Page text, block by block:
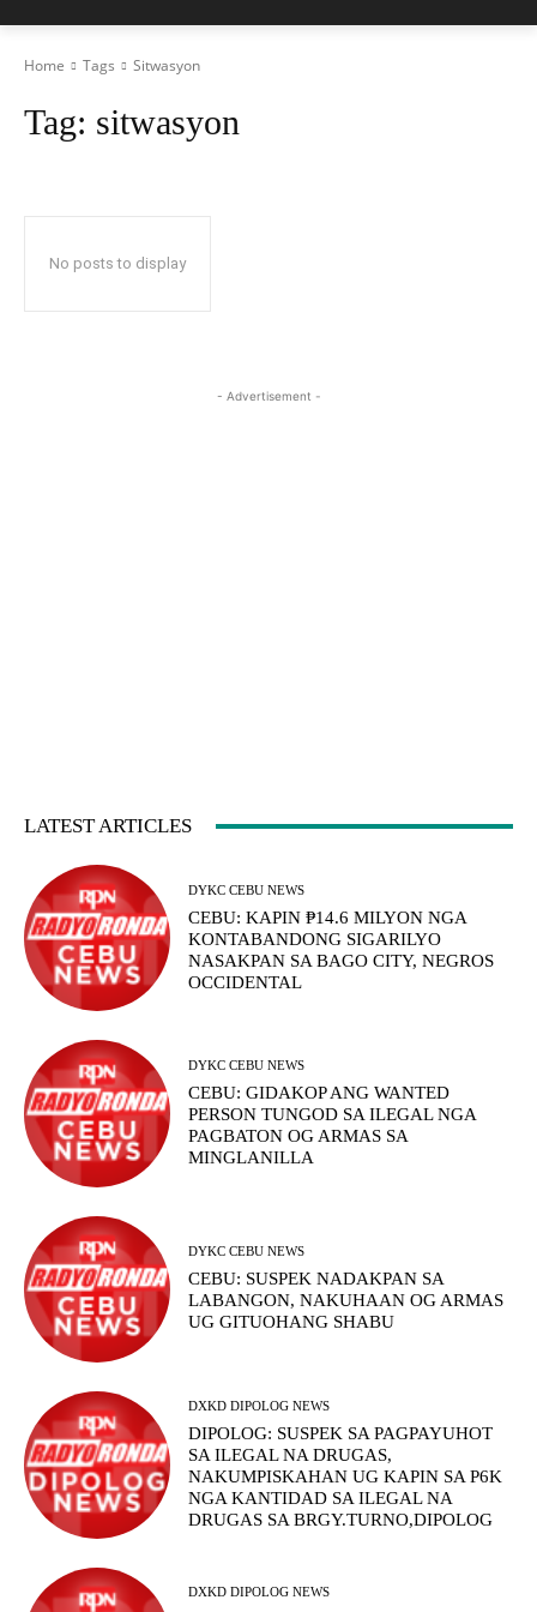
Home Tags Sitwasyon
Tag: sitwasyon
No posts to display
- Advertisement -
LATEST ARTICLES
DYKC CEBU NEWS
CEBU: KAPIN ₱14.6 MILYON NGA
KONTABANDONG SIGARILYO
NASAKPAN SA BAGO CITY, NEGROS
OCCIDENTAL
DYKC CEBU NEWS
CEBU: GIDAKOP ANG WANTED
PERSON TUNGOD SA ILEGAL NGA
PAGBATON OG ARMAS SA
MINGLANILLA
DYKC CEBU NEWS
CEBU: SUSPEK NADAKPAN SA
LABANGON, NAKUHAAN OG ARMAS
UG GITUOHANG SHABU
DXKD DIPOLOG NEWS
DIPOLOG: SUSPEK SA PAGPAYUHOT
SA ILEGAL NA DRUGAS,
NAKUMPISKAHAN UG KAPIN SA P6K
NGA KANTIDAD SA ILEGAL NA
DRUGAS SA BRGY.TURNO,DIPOLOG
DXKD DIPOLOG NEWS